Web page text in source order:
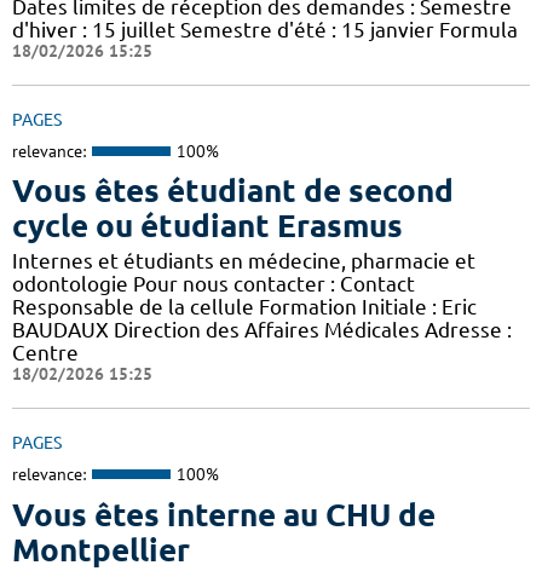
Dates limites de réception des demandes : Semestre
d'hiver : 15 juillet Semestre d'été : 15 janvier Formula
18/02/2026 15:25
PAGES
relevance: 100%
Vous êtes étudiant de second
cycle ou étudiant Erasmus
Internes et étudiants en médecine, pharmacie et
odontologie Pour nous contacter : Contact
Responsable de la cellule Formation Initiale : Eric
BAUDAUX Direction des Affaires Médicales Adresse :
Centre
18/02/2026 15:25
PAGES
relevance: 100%
Vous êtes interne au CHU de
Montpellier